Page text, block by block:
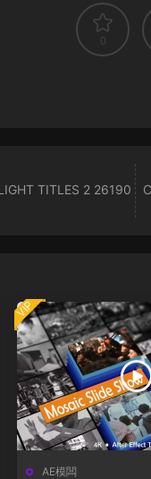
0
TITLES 2 26190
AE模闆
VIP